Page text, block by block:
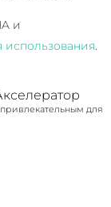
и
использования.
для